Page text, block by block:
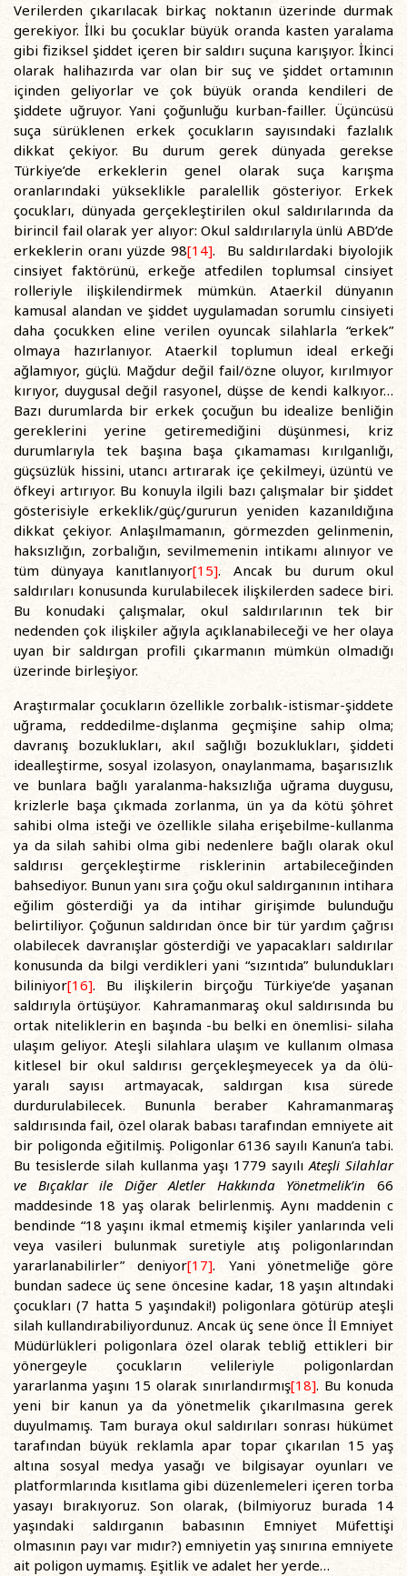
Verilerden çıkarılacak birkaç noktanın üzerinde durmak
gerekiyor. İlki bu çocuklar büyük oranda kasten yaralama
gibi fiziksel şiddet içeren bir saldırı suçuna karışıyor. İkinci
olarak halihazırda var olan bir suç ve şiddet ortamının
içinden geliyorlar ve çok büyük oranda kendileri de
şiddete uğruyor. Yani çoğunluğu kurban-failler. Üçüncüsü
suça sürüklenen erkek çocukların sayısındaki fazlalık
dikkat çekiyor. Bu durum gerek dünyada gerekse
Türkiye’de erkeklerin genel olarak suça karışma
oranlarındaki yükseklikle paralellik gösteriyor. Erkek
çocukları, dünyada gerçekleştirilen okul saldırılarında da
birincil fail olarak yer alıyor: Okul saldırılarıyla ünlü ABD’de
erkeklerin oranı yüzde 98[14]. Bu saldırılardaki biyolojik
cinsiyet faktörünü, erkeğe atfedilen toplumsal cinsiyet
rolleriyle ilişkilendirmek mümkün. Ataerkil dünyanın
kamusal alandan ve şiddet uygulamadan sorumlu cinsiyeti
daha çocukken eline verilen oyuncak silahlarla “erkek”
olmaya hazırlanıyor. Ataerkil toplumun ideal erkeği
ağlamıyor, güçlü. Mağdur değil fail/özne oluyor, kırılmıyor
kırıyor, duygusal değil rasyonel, düşse de kendi kalkıyor…
Bazı durumlarda bir erkek çocuğun bu idealize benliğin
gereklerini yerine getiremediğini düşünmesi, kriz
durumlarıyla tek başına başa çıkamaması kırılganlığı,
güçsüzlük hissini, utancı artırarak içe çekilmeyi, üzüntü ve
öfkeyi artırıyor. Bu konuyla ilgili bazı çalışmalar bir şiddet
gösterisiyle erkeklik/güç/gururun yeniden kazanıldığına
dikkat çekiyor. Anlaşılmamanın, görmezden gelinmenin,
haksızlığın, zorbalığın, sevilmemenin intikamı alınıyor ve
tüm dünyaya kanıtlanıyor[15]. Ancak bu durum okul
saldırıları konusunda kurulabilecek ilişkilerden sadece biri.
Bu konudaki çalışmalar, okul saldırılarının tek bir
nedenden çok ilişkiler ağıyla açıklanabileceği ve her olaya
uyan bir saldırgan profili çıkarmanın mümkün olmadığı
üzerinde birleşiyor.
Araştırmalar çocukların özellikle zorbalık-istismar-şiddete
uğrama, reddedilme-dışlanma geçmişine sahip olma;
davranış bozuklukları, akıl sağlığı bozuklukları, şiddeti
idealleştirme, sosyal izolasyon, onaylanmama, başarısızlık
ve bunlara bağlı yaralanma-haksızlığa uğrama duygusu,
krizlerle başa çıkmada zorlanma, ün ya da kötü şöhret
sahibi olma isteği ve özellikle silaha erişebilme-kullanma
ya da silah sahibi olma gibi nedenlere bağlı olarak okul
saldırısı gerçekleştirme risklerinin artabileceğinden
bahsediyor. Bunun yanı sıra çoğu okul saldırganının intihara
eğilim gösterdiği ya da intihar girişimde bulunduğu
belirtiliyor. Çoğunun saldırıdan önce bir tür yardım çağrısı
olabilecek davranışlar gösterdiği ve yapacakları saldırılar
konusunda da bilgi verdikleri yani “sızıntıda” bulundukları
biliniyor[16]. Bu ilişkilerin birçoğu Türkiye’de yaşanan
saldırıyla örtüşüyor. Kahramanmaraş okul saldırısında bu
ortak niteliklerin en başında -bu belki en önemlisi- silaha
ulaşım geliyor. Ateşli silahlara ulaşım ve kullanım olmasa
kitlesel bir okul saldırısı gerçekleşmeyecek ya da ölü-
yaralı sayısı artmayacak, saldırgan kısa sürede
durdurulabilecek. Bununla beraber Kahramanmaraş
saldırısında fail, özel olarak babası tarafından emniyete ait
bir poligonda eğitilmiş. Poligonlar 6136 sayılı Kanun’a tabi.
Bu tesislerde silah kullanma yaşı 1779 sayılıAteşli Silahlar
ve Bıçaklar ile Diğer Aletler Hakkında Yönetmelik’in 66
maddesinde 18 yaş olarak belirlenmiş. Aynı maddenin c
bendinde “18 yaşını ikmal etmemiş kişiler yanlarında veli
veya vasileri bulunmak suretiyle atış poligonlarından
yararlanabilirler” deniyor[17]. Yani yönetmeliğe göre
bundan sadece üç sene öncesine kadar, 18 yaşın altındaki
çocukları (7 hatta 5 yaşındaki!) poligonlara götürüp ateşli
silah kullandırabiliyordunuz. Ancak üç sene önce İl Emniyet
Müdürlükleri poligonlara özel olarak tebliğ ettikleri bir
yönergeyle çocukların velileriyle poligonlardan
yararlanma yaşını 15 olarak sınırlandırmış[18]. Bu konuda
yeni bir kanun ya da yönetmelik çıkarılmasına gerek
duyulmamış. Tam buraya okul saldırıları sonrası hükümet
tarafından büyük reklamla apar topar çıkarılan 15 yaş
altına sosyal medya yasağı ve bilgisayar oyunları ve
platformlarında kısıtlama gibi düzenlemeleri içeren torba
yasayı bırakıyoruz. Son olarak, (bilmiyoruz burada 14
yaşındaki saldırganın babasının Emniyet Müfettişi
olmasının payı var mıdır?) emniyetin yaş sınırına emniyete
ait poligon uymamış. Eşitlik ve adalet her yerde…